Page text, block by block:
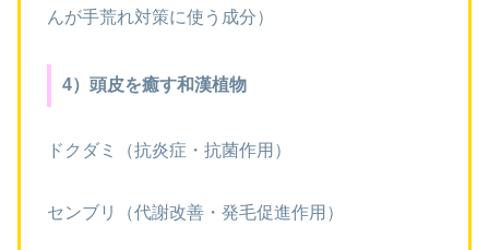
んが手荒れ対策に使う成分）
4）頭皮を癒す和漢植物
ドクダミ（抗炎症・抗菌作用）
センブリ（代謝改善・発毛促進作用）